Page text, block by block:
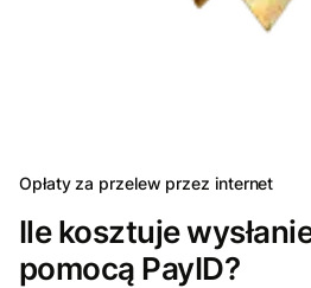
Opłaty za przelew przez internet
Ile kosztuje
pomocą PayID?